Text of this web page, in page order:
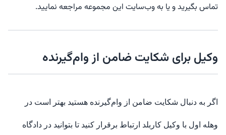
تماس بگیرید و یا به وب‌سایت این مجموعه مراجعه نمایید.
وکیل برای شکایت ضامن از وام‌گیرنده
اگر به دنبال شکایت ضامن از وام‌گیرنده هستید بهتر است در
وهله اول با وکیل کاربلد ارتباط برقرار کنید تا بتوانید در دادگاه